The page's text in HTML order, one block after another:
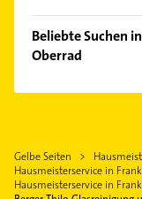
Gallus
Innenstadt
Nied
Nieder-Eschbach
Mühlheim am
Dreieich
Dietzenbach
Eschborn Taunus
Kammerjäger
Kanalreinigung
Rohrreinigung
Beliebte Suchen
Oberrad
Gasinstallateur
Gelbe Seiten
Hausmeisterservice in
Hausmeisterservice in